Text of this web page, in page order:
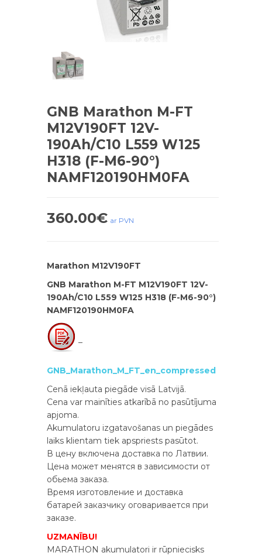
GNB Marathon M-FT
M12V190FT 12V-
190Ah/C10 L559 W125
H318 (F-M6-90°)
NAMF120190HM0FA
360.00€ ar PVN
Marathon M12V190FT
GNB Marathon M-FT M12V190FT 12V-
190Ah/C10 L559 W125 H318 (F-M6-90°)
NAMF120190HM0FA
–
GNB_Marathon_M_FT_en_compressed
Cenā iekļauta piegāde visā Latvijā.
Cena var mainīties atkarībā no pasūtījuma
apjoma.
Akumulatoru izgatavošanas un piegādes
laiks klientam tiek apspriests pasūtot.
В цену включена доставка по Латвии.
Цена может менятся в зависимости от
обьема заказа.
Время изготовление и доставка
батарей заказчику оговаривается при
заказе.
UZMANĪBU!
MARATHON akumulatori ir rūpniecisks